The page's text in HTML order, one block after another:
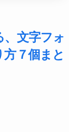
文字フォ
７個まと